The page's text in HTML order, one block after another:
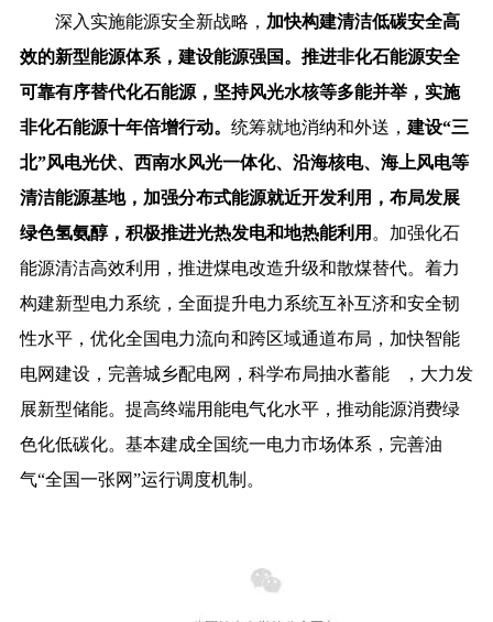
深入实施能源安全新战略， 加快构建清洁低碳安全高
效的新型能源体系，建设能源强国。推进非化石能源安全
可靠有序替代化石能源，坚持风光水核等多能并举，实施
非化石能源十年倍增行动。 统筹就地消纳和外送， 建设“三
北”风电光伏、西南水风光一体化、沿海核电、海上风电等
清洁能源基地，加强分布式能源就近开发利用，布局发展
绿色氢氨醇，积极推进光热发电和地热能利用 。加强化石
能源清洁高效利用，推进煤电改造升级和散煤替代。着力
构建新型电力系统，全面提升电力系统互补互济和安全韧
性水平，优化全国电力流向和跨区域通道布局，加快智能
电网建设，完善城乡配电网，科学布局抽水蓄能
，大力发
展新型储能。提高终端用能电气化水平，推动能源消费绿
色化低碳化。基本建成全国统一电力市场体系，完善油
气“全国一张网”运行调度机制。